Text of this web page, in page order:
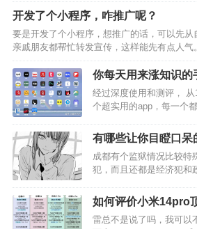
不看了。 到第三周时突
天十几人，想想应该归功
论，让自己…
开发了个小程序，咋推广呢？
要是开发了个小程序，想推广的话，可以先从
亲戚朋友都帮忙转发宣传，这样能先有点人
序相关的论坛、社区啥的，发帖子介绍介绍
些网红、博主合作，要是他们觉得你的小程
你每天用来涨知识的
些？
经过深度使用和测评，
个超实用的app，每一个
开，成为朋友聚会上的话
目录，有新闻资讯类、英
类…
有哪些让你目瞪口呆
成都有个监狱情况比较特
犯，而且还都是经济犯和
无非是不小心中箭落马或
以即使进来了，他们依然
性差，虽然不至于和…
如何评价小米14pro
话，小米15全系都无
雷总不是说了吗，我可以